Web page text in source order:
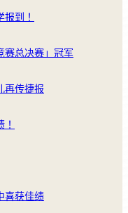
到！
赛总决赛」冠军
再传捷报
喜获佳绩